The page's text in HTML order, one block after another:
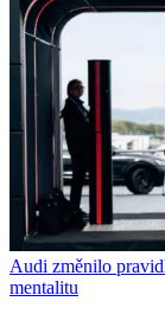
Audi změnilo
mentalitu